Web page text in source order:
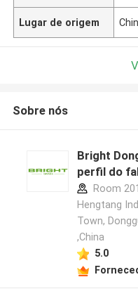
Lugar de origem
Sobre nós
Bright
perfil do
Room
Hengtang
Town,
,China
5.0